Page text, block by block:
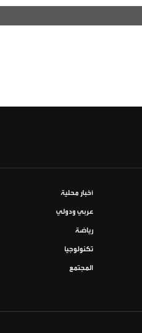
أخبار محلية
عربي ودولي
رياضة
تكنولوجيا
المجتمع